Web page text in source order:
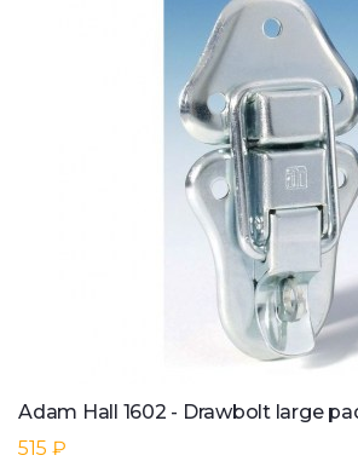
Adam Hall 1602 - Drawbolt large
515 ₽